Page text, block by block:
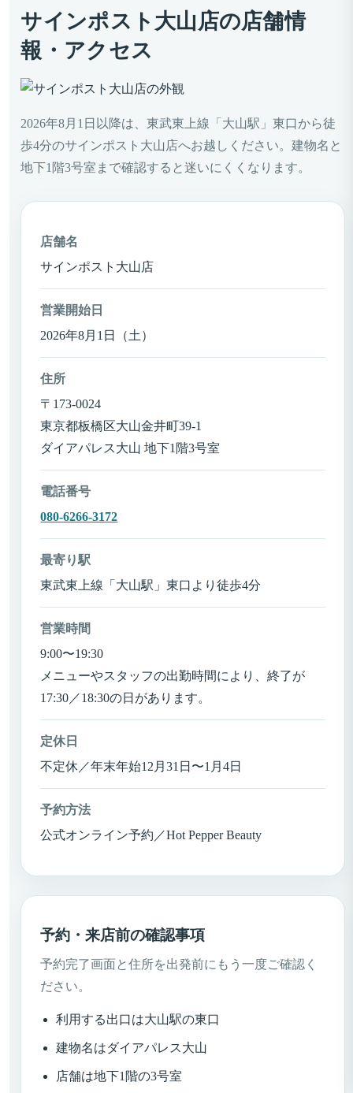
サインポスト大山店の店舗情
報・アクセス
2026年8月1日以降は、東武東上線「大山駅」東口から徒
歩4分のサインポスト大山店へお越しください。建物名と
地下1階3号室まで確認すると迷いにくくなります。
店舗名
サインポスト大山店
営業開始日
2026年8月1日（土）
住所
〒173-0024
東京都板橋区大山金井町39-1
ダイアパレス大山 地下1階3号室
電話番号
080-6266-3172
最寄り駅
東武東上線「大山駅」東口より徒歩4分
営業時間
9:00〜19:30
メニューやスタッフの出勤時間により、終了が
17:30／18:30の日があります。
定休日
不定休／年末年始12月31日〜1月4日
予約方法
公式オンライン予約／Hot Pepper Beauty
予約・来店前の確認事項
予約完了画面と住所を出発前にもう一度ご確認く
ださい。
利用する出口は大山駅の東口
建物名はダイアパレス大山
店舗は地下1階の3号室